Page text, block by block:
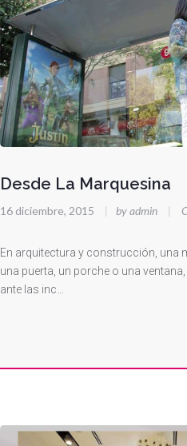
Desde La Marquesina
16 diciembre, 2015 | by admin |
En arquitectura y construcción, una
una puerta, un porche o una
ante las inc…